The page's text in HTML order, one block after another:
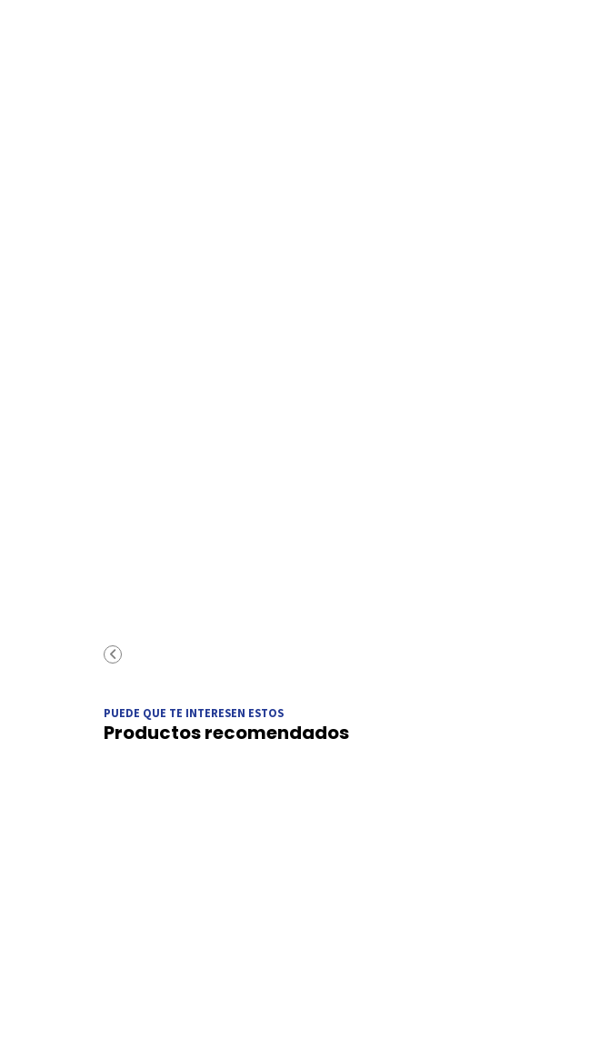
PUEDE QUE TE INTERESEN ESTOS
Productos recomendados